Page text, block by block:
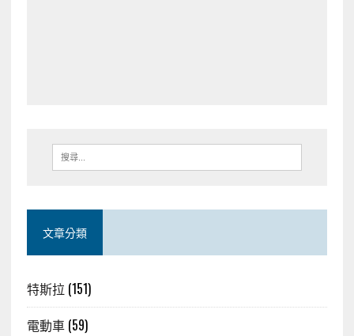
文章分類
特斯拉 (151)
電動車(59)